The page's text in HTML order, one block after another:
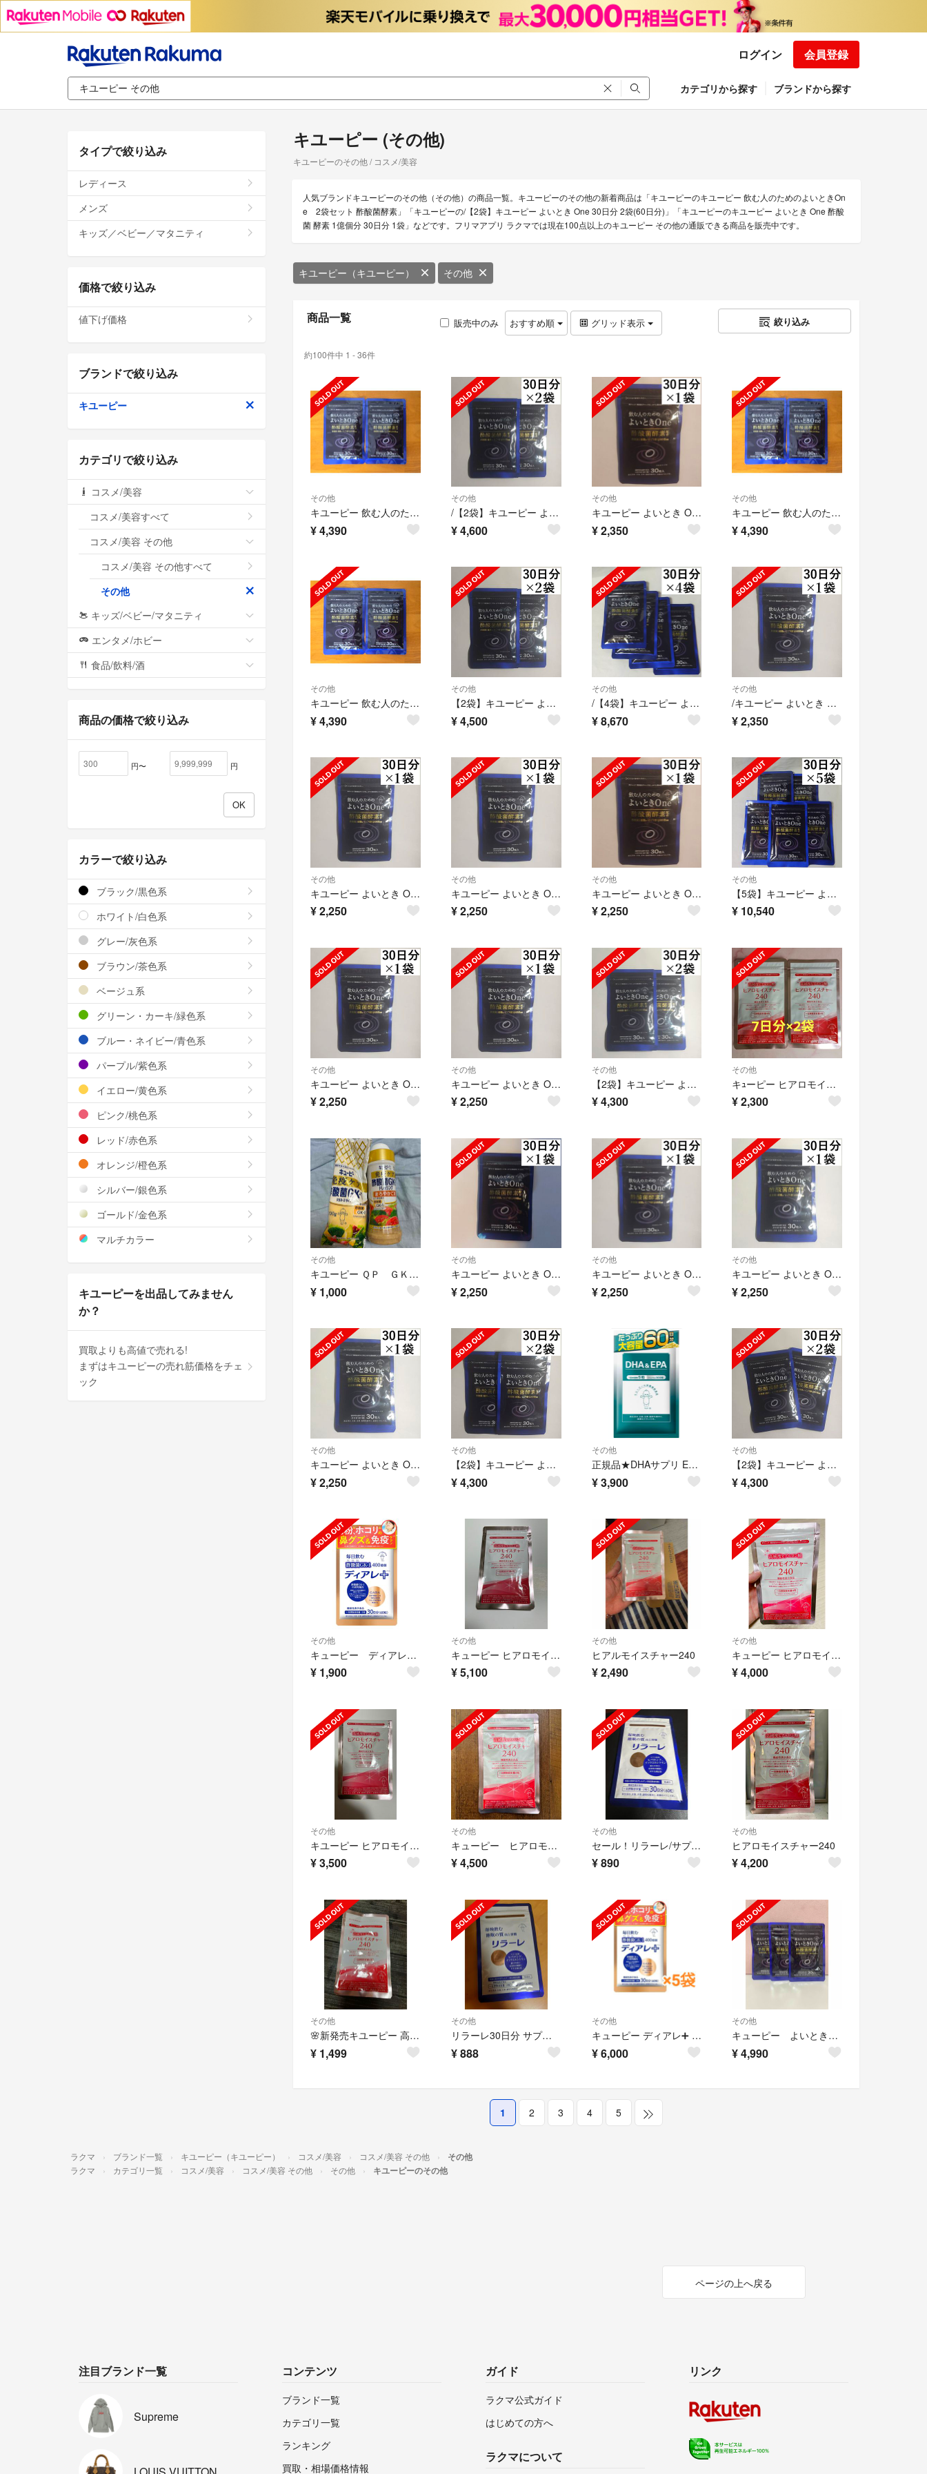
ログイン 会員登録
カテゴリから探す ブランドから探す
キユーピー (その他)
キユーピーのその他 / コスメ/美容
人気ブランドキユーピーのその他（その他）の商品一覧。キユーピーのその他の新着商品は「キユーピーのキユーピー 飲む人のためのよいときOn
e 2袋セット 酢酸菌酵素」「キユーピーの/【2袋】キユーピー よいとき One 30日分 2袋(60日分)」「キユーピーのキユーピー よいとき One 酢酸
菌 酵素 1億個分 30日分 1袋」などです。フリマアプリ ラクマでは現在100点以上のキユーピー その他の通販できる商品を販売中です。
キユーピー（キユーピー） その他
商品一覧 販売中のみ おすすめ順 グリッド表示 絞り込み
約100件中 1 - 36件
その他
キユーピー 飲む人のためのよいときOne 2袋セット 酢酸菌酵素
¥4,390
その他
/【2袋】キユーピー よいとき One 30日分 2袋(60日分)
¥4,600
その他
キユーピー よいとき One 酢酸菌 酵素 1億個分 30日分 1袋
¥2,350
その他
キユーピー 飲む人のためのよいときOne 2袋セット 酢酸菌酵素
¥4,390
その他
キユーピー 飲む人のためのよいときOne 2袋セット 酢酸菌酵素
¥4,390
その他
【2袋】キユーピー よいとき One 30日分 2袋(60日分)
¥4,500
その他
/【4袋】キユーピー よいとき One 30日分 4袋(120日分)
¥8,670
その他
/キユーピー よいとき One 酢酸菌 酵素 1億個分 30日分 1袋
¥2,350
その他
キユーピー よいとき One 酢酸菌 酵素 1億個分 30日分 1袋
¥2,250
その他
キユーピー よいとき One 酢酸菌 酵素 1億個分 30日分 1袋
¥2,250
その他
キユーピー よいとき One 酢酸菌 酵素 1億個分 30日分 1袋
¥2,250
その他
【5袋】キユーピー よいとき One 30日分 5袋(150日分)
¥ 10,540
その他
キユーピー よいとき One 酢酸菌 酵素 1億個分 30日分 1袋
¥2,250
その他
キユーピー よいとき One 酢酸菌 酵素 1億個分 30日分 1袋
¥2,250
その他
【2袋】キユーピー よいとき One 30日分 2袋(60日分)
¥4,300
その他
キｭーピー ヒアロモイスチャー 240 7日分 2袋
¥2,300
その他
キユーピー ＱＰ ＧＫ-１マヨタイプ ２００ｇドレッシング２点セット
¥ 1,000
その他
キユーピー よいとき One 酢酸菌 酵素 1億個分 30日分 1袋
¥2,250
その他
キユーピー よいとき One 酢酸菌 酵素 1億個分 30日分 1袋
¥2,250
その他
キユーピー よいとき One 酢酸菌 酵素 1億個分 30日分 1袋
¥2,250
その他
キユーピー よいとき One 酢酸菌 酵素 1億個分 30日分 1袋
¥2,250
その他
【2袋】キユーピー よいとき One 30日分 2袋(60日分)
¥4,300
その他
正規品★DHAサプリ EPA 日本製 無添加 キューピー オメガ3 記憶力 勉強
¥3,900
その他
【2袋】キユーピー よいとき One 30日分 2袋(60日分)
¥4,300
その他
キューピー ディアレ＋ ディアレプラス 30日分 60粒 新品
¥ 1,900
その他
キューピー ヒアロモイスチャー240 高純度ヒアルロン酸
¥5,100
その他
ヒアルモイスチャー240
¥2,490
その他
キューピー ヒアロモイスチャー240 30日分（120粒）
¥4,000
その他
キユーピー ヒアロモイスチャー 240 新品未使用品
¥3,500
その他
キューピー ヒアロモイスチャー240
¥4,500
その他
セール！リラーレ/サプリメント
¥890
その他
ヒアロモイスチャー240
¥4,200
その他
🌸新発売キユーピー 高純度ヒアルロン酸 ヒアロモイスチャー２４０ 7日分🌸
¥ 1,499
その他
リラーレ30日分 サプリ🌸
¥888
その他
キューピー ディアレ➕ 5袋
¥6,000
その他
キューピー よいときOne 30粒入×3袋
¥4,990
1 2 3 4 5
タイプで絞り込み
レディース
メンズ
キッズ／ベビー／マタニティ
価格で絞り込み
値下げ価格
ブランドで絞り込み
キユーピー
カテゴリで絞り込み
コスメ/美容
コスメ/美容すべて
コスメ/美容 その他
コスメ/美容 その他すべて
その他
キッズ/ベビー/マタニティ
エンタメ/ホビー
食品/飲料/酒
商品の価格で絞り込み
円〜 円
カラーで絞り込み
ブラック/黒色系
ホワイト/白色系
グレー/灰色系
ブラウン/茶色系
ベージュ系
グリーン・カーキ/緑色系
ブルー・ネイビー/青色系
パープル/紫色系
イエロー/黄色系
ピンク/桃色系
レッド/赤色系
オレンジ/橙色系
シルバー/銀色系
ゴールド/金色系
マルチカラー
キユーピーを出品してみません
か？
買取よりも高値で売れる!
まずはキユーピーの売れ筋価格をチェ
ック
ラクマ ブランド一覧 キユーピー（キユーピー） コスメ/美容 コスメ/美容 その他 その他
ラクマ カテゴリ一覧 コスメ/美容 コスメ/美容 その他 その他 キユーピーのその他
ページの上へ戻る
注目ブランド一覧
Supreme
コンテンツ
ブランド一覧
カテゴリ一覧
ランキング
買取・相場価格情報
ガイド
ラクマ公式ガイド
はじめての方へ
ラクマについて
リンク